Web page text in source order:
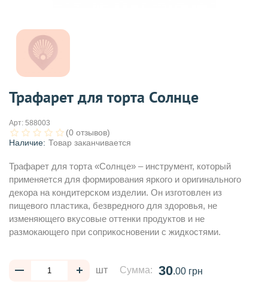
Трафарет для торта Солнце
Арт: 588003
(0 отзывов)
Наличие: Товар заканчивается
Трафарет для торта «Солнце» – инструмент, который
применяется для формирования яркого и оригинального
декора на кондитерском изделии. Он изготовлен из
пищевого пластика, безвредного для здоровья, не
изменяющего вкусовые оттенки продуктов и не
размокающего при соприкосновении с жидкостями.
шт Сумма: 30.00 грн